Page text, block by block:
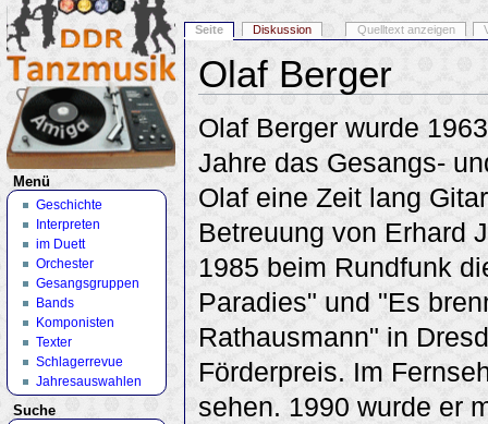
Olaf Berger
Olaf Berger wurde
Jahre das Gesangs-
Olaf eine Zeit lang
Betreuung von Erhard
1985 beim Rundfunk
Paradies" und "Es
Rathausmann" in
Förderpreis. Im
sehen. 1990 wurde er
Seite Diskussion Quelltext anzeigen
Menü
Geschichte
Interpreten
im Duett
Orchester
Gesangsgruppen
Bands
Komponisten
Texter
Schlagerrevue
Jahresauswahlen
Suche